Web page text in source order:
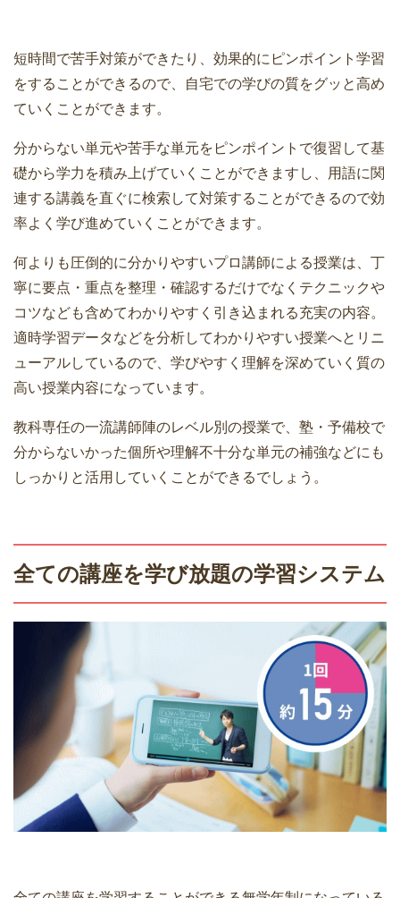
短時間で苦手対策ができたり、効果的にピンポイント学習
をすることができるので、自宅での学びの質をグッと高め
ていくことができます。
分からない単元や苦手な単元をピンポイントで復習して基
礎から学力を積み上げていくことができますし、用語に関
連する講義を直ぐに検索して対策することができるので効
率よく学び進めていくことができます。
何よりも圧倒的に分かりやすいプロ講師による授業は、丁
寧に要点・重点を整理・確認するだけでなくテクニックや
コツなども含めてわかりやすく引き込まれる充実の内容。
適時学習データなどを分析してわかりやすい授業へとリニ
ューアルしているので、学びやすく理解を深めていく質の
高い授業内容になっています。
教科専任の一流講師陣のレベル別の授業で、塾・予備校で
分からないかった個所や理解不十分な単元の補強などにも
しっかりと活用していくことができるでしょう。
全ての講座を学び放題の学習システム